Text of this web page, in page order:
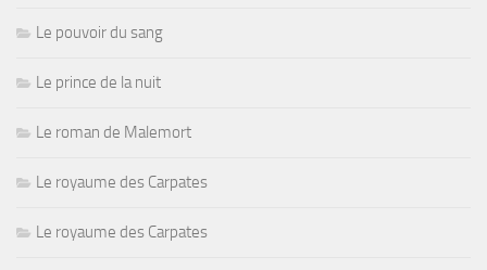
Le pouvoir du sang
Le prince de la nuit
Le roman de Malemort
Le royaume des Carpates
Le royaume des Carpates